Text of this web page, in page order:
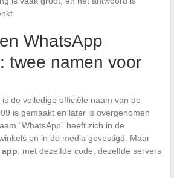
WhatsApp
twee namen voor
de volledige officiële naam van de
is gemaakt en later is overgenomen
“WhatsApp” heeft zich in de
en in de media gevestigd. Maar
, met dezelfde code, dezelfde servers